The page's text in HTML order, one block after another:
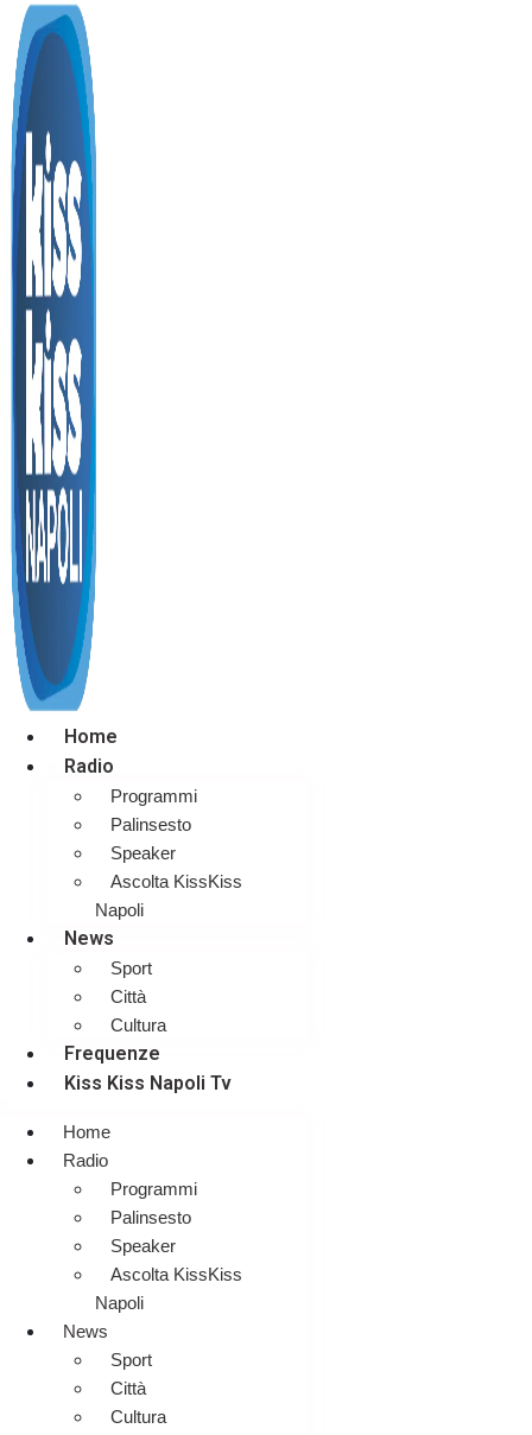
Home
Radio
Programmi
Palinsesto
Speaker
Ascolta KissKiss
Napoli
News
Sport
Città
Cultura
Frequenze
Kiss Kiss Napoli Tv
Home
Radio
Programmi
Palinsesto
Speaker
Ascolta KissKiss
Napoli
News
Sport
Città
Cultura